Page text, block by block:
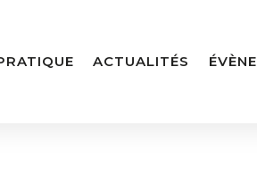
ACTUALITÉS